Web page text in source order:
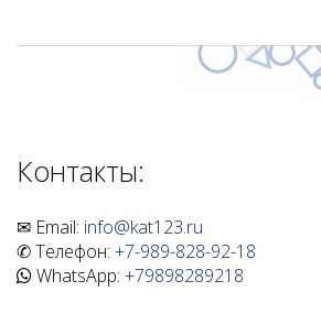
Контакты:
✉ Email: info@kat123.ru
✆ Телефон: +7-989-828-92-18
WhatsApp: +79898289218